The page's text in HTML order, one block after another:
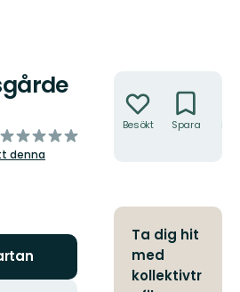
av
denna
Besökt Spara
Ta dig hit
med
kollektivtr